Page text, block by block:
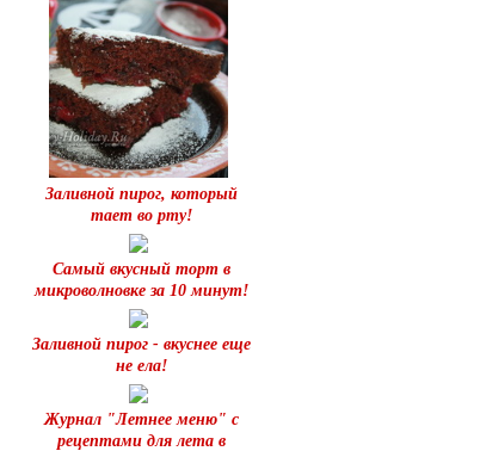
Заливной пирог, который
тает во рту!
Самый вкусный торт в
микроволновке за 10 минут!
Заливной пирог - вкуснее еще
не ела!
Журнал "Летнее меню" с
рецептами для лета в